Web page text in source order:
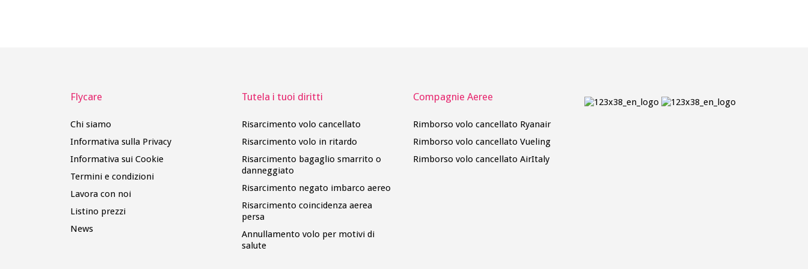
Flycare
Chi siamo
Informativa sulla Privacy
Informativa sui Cookie
Termini e condizioni
Lavora con noi
Listino prezzi
News
Tutela i tuoi diritti
Risarcimento volo cancellato
Risarcimento volo in ritardo
Risarcimento bagaglio smarrito o
danneggiato
Risarcimento negato imbarco aereo
Risarcimento coincidenza aerea
persa
Annullamento volo per motivi di
salute
Compagnie Aeree
Rimborso volo cancellato Ryanair
Rimborso volo cancellato Vueling
Rimborso volo cancellato AirItaly